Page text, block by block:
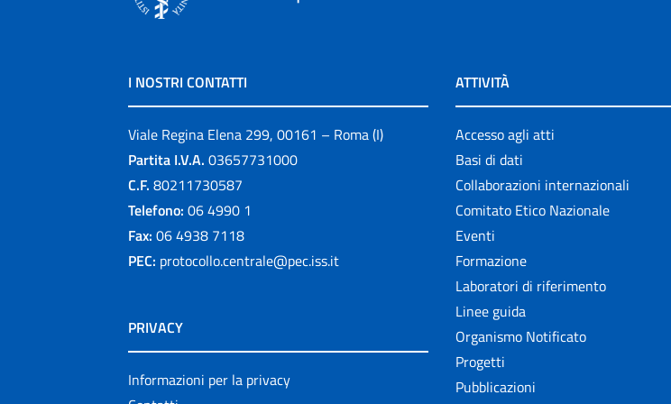
I NOSTRI CONTATTI
Viale Regina Elena 299, 00161 – Roma (I)
Partita I.V.A. 03657731000
C.F. 80211730587
Telefono: 06 4990 1
Fax: 06 4938 7118
PEC: protocollo.centrale@pec.iss.it
PRIVACY
Informazioni per la privacy
ATTIVITÀ
Accesso agli atti
Basi di dati
Collaborazioni internazionali
Comitato Etico Nazionale
Eventi
Formazione
Laboratori di riferimento
Linee guida
Organismo Notificato
Progetti
Pubblicazioni